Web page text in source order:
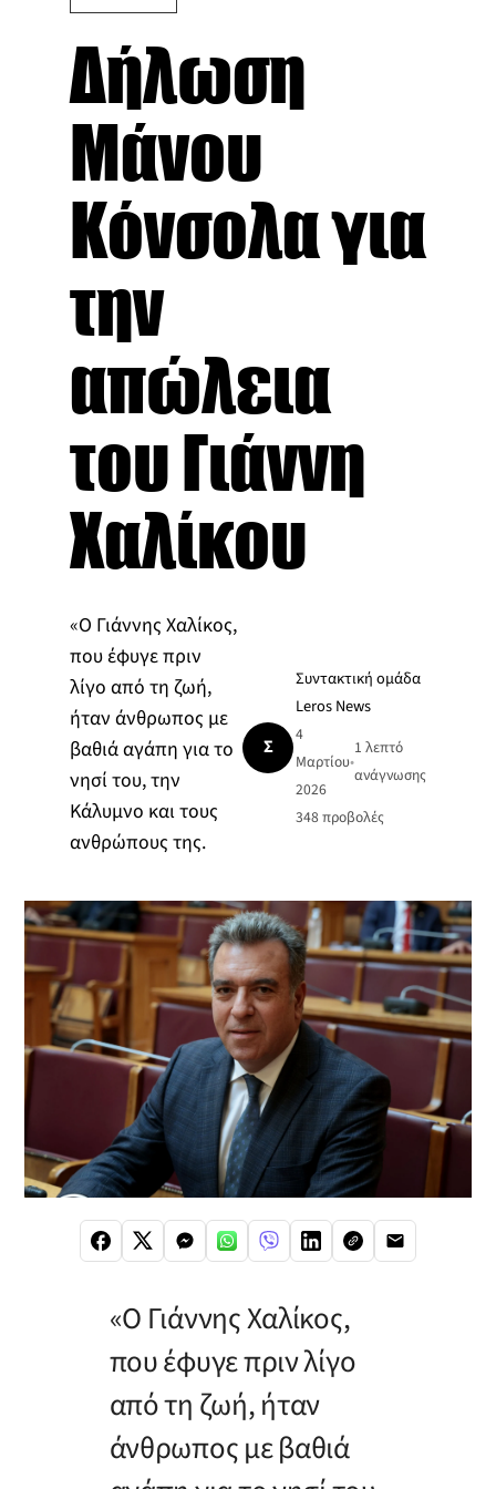
Δήλωση
Μάνου
Κόνσολα για
την
απώλεια
του Γιάννη
Χαλίκου
«Ο Γιάννης Χαλίκος,
που έφυγε πριν
λίγο από τη ζωή,
ήταν άνθρωπος με
βαθιά αγάπη για το
νησί του, την
Κάλυμνο και τους
ανθρώπους της.
Σ
Συντακτική ομάδα
Leros News
4
Μαρτίου
2026
•
1 λεπτό
ανάγνωσης
348 προβολές
«Ο Γιάννης Χαλίκος,
που έφυγε πριν λίγο
από τη ζωή, ήταν
άνθρωπος με βαθιά